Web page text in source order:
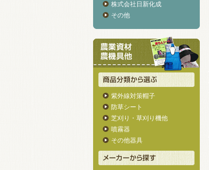
株式会社日新化成
その他
紫外線対策帽子
防草シート
芝刈り・草刈り機他
噴霧器
その他器具